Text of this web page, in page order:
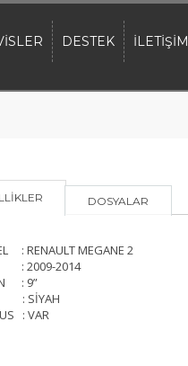
DESTEK İLETİŞİM
DOSYALAR
: RENAULT MEGANE 2
2009-2014
: 9”
: SİYAH
: VAR